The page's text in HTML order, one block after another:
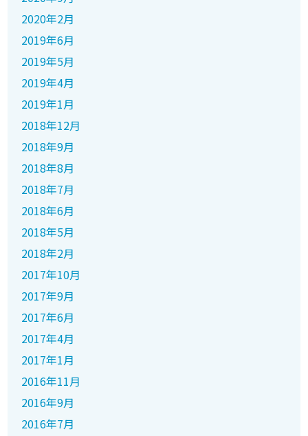
2020年2月
2019年6月
2019年5月
2019年4月
2019年1月
2018年12月
2018年9月
2018年8月
2018年7月
2018年6月
2018年5月
2018年2月
2017年10月
2017年9月
2017年6月
2017年4月
2017年1月
2016年11月
2016年9月
2016年7月